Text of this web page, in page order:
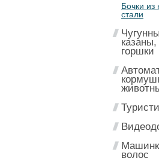
Бочки
стали
горшки
волос